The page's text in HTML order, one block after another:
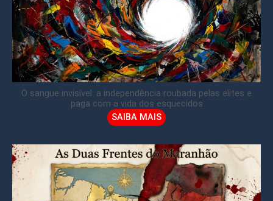
O sangue invisível: a independência roubada pelas elites e
paga com a vida dos esquecidos
SAIBA MAIS